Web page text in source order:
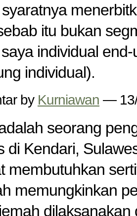
itu bukan
individual
individual).
by Kurniawan —
seorang
di Kendari,
membutuhkan
memungkinkan
dilaksanakan